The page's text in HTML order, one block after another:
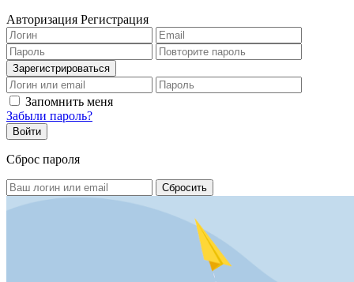
Авторизация Регистрация
Запомнить меня
Забыли пароль?
Сброс пароля